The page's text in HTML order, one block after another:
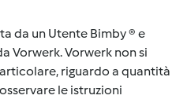
da un Utente Bimby ® e
Vorwerk. Vorwerk non si
riguardo a quantità
le istruzioni